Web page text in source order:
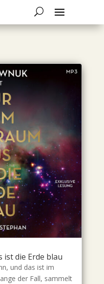
ist die Erde blau
und das ist im
der Fall, sammelt